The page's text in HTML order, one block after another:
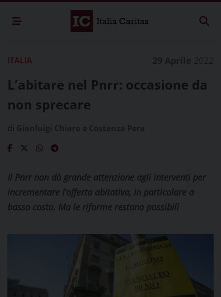
ITALIA
L’abitare nel Pnrr: occasione da
non sprecare
di
Il Pnrr non dà grande attenzione agli interventi per
incrementare l’offerta abitativa, in particolare a
basso costo. Ma le riforme restano possibili